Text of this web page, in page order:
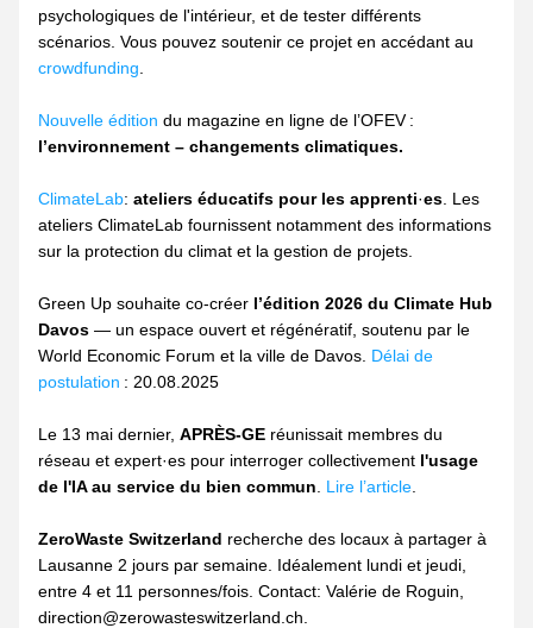
psychologiques de l'intérieur, et de tester différents
crowdfunding
Nouvelle édition
l’environnement – changements climatiques.
ClimateLab: ateliers éducatifs pour les apprenti·es . Les
ateliers ClimateLab fournissent notamment des informations
sur la protection du climat et la gestion de projets.
Green Up souhaite co-créer l’édition 2026 du Climate Hub
Davos — un espace ouvert et régénératif, soutenu par le
World Economic Forum et la ville de Davos. Délai de
postulation : 20.08.2025
Le 13 mai dernier, APRÈS-GE réunissait membres du
réseau et expert·es pour interroger collectivement l'usage
de l'IA au service du bien commun
Lire l’article
ZeroWaste Switzerland recherche des locaux à partager à
Lausanne 2 jours par semaine. Idéalement lundi et jeudi,
entre 4 et 11 personnes/fois. Contact: Valérie de Roguin,
direction@zerowasteswitzerland.ch.